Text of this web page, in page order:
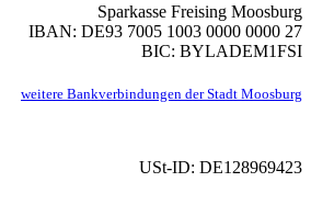
Sparkasse Freising Moosburg
IBAN: DE93 7005 1003 0000 0000 27
BIC: BYLADEM1FSI
weitere Bankverbindungen der Stadt Moosburg
USt-ID: DE128969423